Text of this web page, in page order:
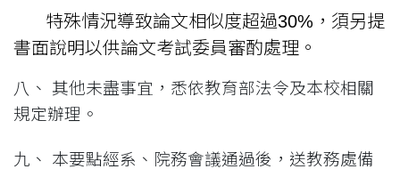
特殊情況導致論文相似度超過30%，須另提
書面說明以供論文考試委員審酌處理。
八、 其他未盡事宜，悉依教育部法令及本校相關
規定辦理。
九、 本要點經系、院務會議通過後，送教務處備